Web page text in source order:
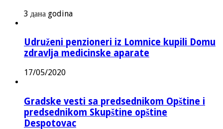
3 дана godina
Udruženi penzioneri iz Lomnice kupili Domu
zdravlja medicinske aparate
17/05/2020
Gradske vesti sa predsednikom Opštine i
predsednikom Skupštine opštine
Despotovac